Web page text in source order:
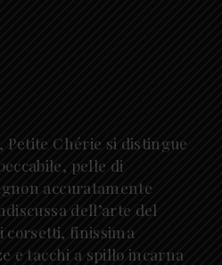
Petite Chérie si distingue
pelle di
accuratamente
dell’arte del
corsetti, finissima
e tacchi a spillo incarna